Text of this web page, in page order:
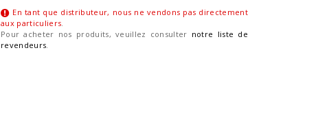
En tant que distributeur, nous ne vendons pas directement
aux particuliers.
Pour acheter nos produits, veuillez consulter notre liste de
revendeurs.